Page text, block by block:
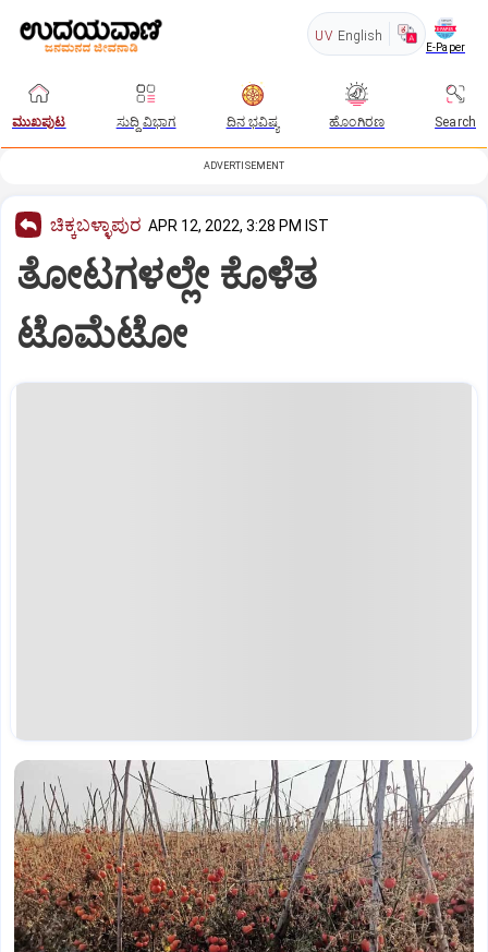
UV English
E-Paper
ಮುಖಪುಟ ಸುದ್ದಿ ವಿಭಾಗ ದಿನ ಭವಿಷ್ಯ ಹೊಂಗಿರಣ Search
ADVERTISEMENT
ಚಿಕ್ಕಬಳ್ಳಾಪುರ APR 12, 2022, 3:28 PM IST
ತೋಟಗಳಲ್ಲೇ ಕೊಳೆತ
ಟೊಮೆಟೋ